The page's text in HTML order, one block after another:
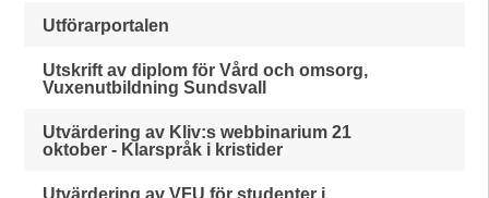
Utförarportalen
Utskrift av diplom för Vård och omsorg,
Vuxenutbildning Sundsvall
Utvärdering av Kliv:s webbinarium 21
oktober - Klarspråk i kristider
Utvärdering av VFU för studenter i